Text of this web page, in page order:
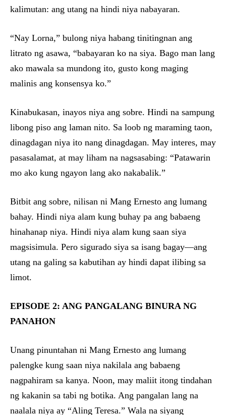
kalimutan: ang utang na hindi niya nabayaran.
“Nay Lorna,” bulong niya habang tinitingnan ang
litrato ng asawa, “babayaran ko na siya. Bago man lang
ako mawala sa mundong ito, gusto kong maging
malinis ang konsensya ko.”
Kinabukasan, inayos niya ang sobre. Hindi na sampung
libong piso ang laman nito. Sa loob ng maraming taon,
dinagdagan niya ito nang dinagdagan. May interes, may
pasasalamat, at may liham na nagsasabing: “Patawarin
mo ako kung ngayon lang ako nakabalik.”
Bitbit ang sobre, nilisan ni Mang Ernesto ang lumang
bahay. Hindi niya alam kung buhay pa ang babaeng
hinahanap niya. Hindi niya alam kung saan siya
magsisimula. Pero sigurado siya sa isang bagay—ang
utang na galing sa kabutihan ay hindi dapat ilibing sa
limot.
EPISODE 2: ANG PANGALANG BINURA NG
PANAHON
Unang pinuntahan ni Mang Ernesto ang lumang
palengke kung saan niya nakilala ang babaeng
nagpahiram sa kanya. Noon, may maliit itong tindahan
ng kakanin sa tabi ng botika. Ang pangalan lang na
naalala niya ay “Aling Teresa.” Wala na siyang